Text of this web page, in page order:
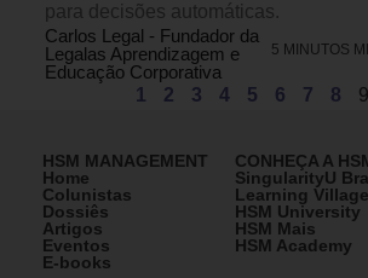
para decisões automáticas.
Carlos Legal - Fundador da
Legalas Aprendizagem e
Educação Corporativa
5 MINUTOS
1 2 3 4 5 6 7 8 9
HSM MANAGEMENT
Home
Colunistas
Dossiês
Artigos
Eventos
E-books
CONHEÇA A
SingularityU
Learning Village
HSM University
HSM Mais
HSM Academy